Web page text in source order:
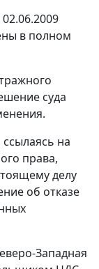
в полном
суда
на
права,
делу
об отказе
Западная